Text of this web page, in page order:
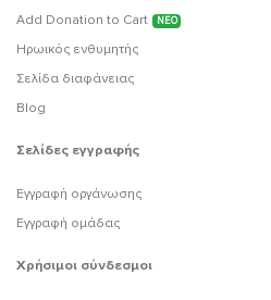
Add Donation to Cart
ΝΕΟ
Ηρωικός ενθυμητής
Σελίδα διαφάνειας
Blog
Σελίδες εγγραφής
Εγγραφή οργάνωσης
Εγγραφή ομάδας
Χρήσιμοι σύνδεσμοι